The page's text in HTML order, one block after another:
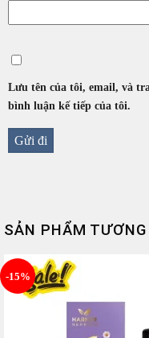
Lưu tên của tôi, email, và
bình luận kế tiếp của tôi.
SẢN PHẨM
-15%